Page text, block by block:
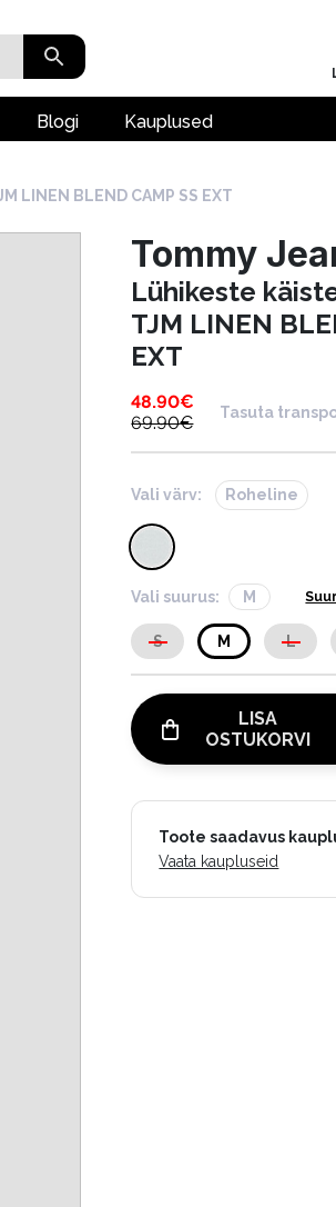
Blogi Kauplused
BLEND CAMP SS EXT
Tommy
Lühikeste
TJM LINEN
EXT
48.90€
69.90€
Tasuta
Vali värv: Roheline
Vali suurus: M
S M L
LISA
OSTUKORVI
Toote saadavus
Vaata kaupluseid